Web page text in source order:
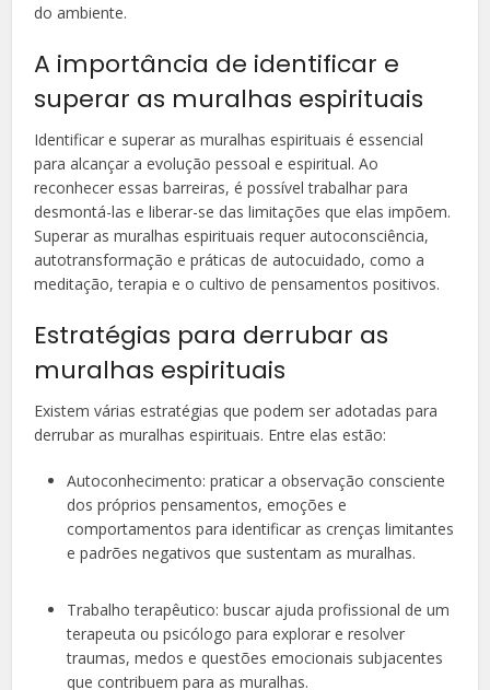
do ambiente.
A importância de identificar e
superar as muralhas espirituais
Identificar e superar as muralhas espirituais é essencial
para alcançar a evolução pessoal e espiritual. Ao
reconhecer essas barreiras, é possível trabalhar para
desmontá-las e liberar-se das limitações que elas impõem.
Superar as muralhas espirituais requer autoconsciência,
autotransformação e práticas de autocuidado, como a
meditação, terapia e o cultivo de pensamentos positivos.
Estratégias para derrubar as
muralhas espirituais
Existem várias estratégias que podem ser adotadas para
derrubar as muralhas espirituais. Entre elas estão:
Autoconhecimento: praticar a observação consciente
dos próprios pensamentos, emoções e
comportamentos para identificar as crenças limitantes
e padrões negativos que sustentam as muralhas.
Trabalho terapêutico: buscar ajuda profissional de um
terapeuta ou psicólogo para explorar e resolver
traumas, medos e questões emocionais subjacentes
que contribuem para as muralhas.